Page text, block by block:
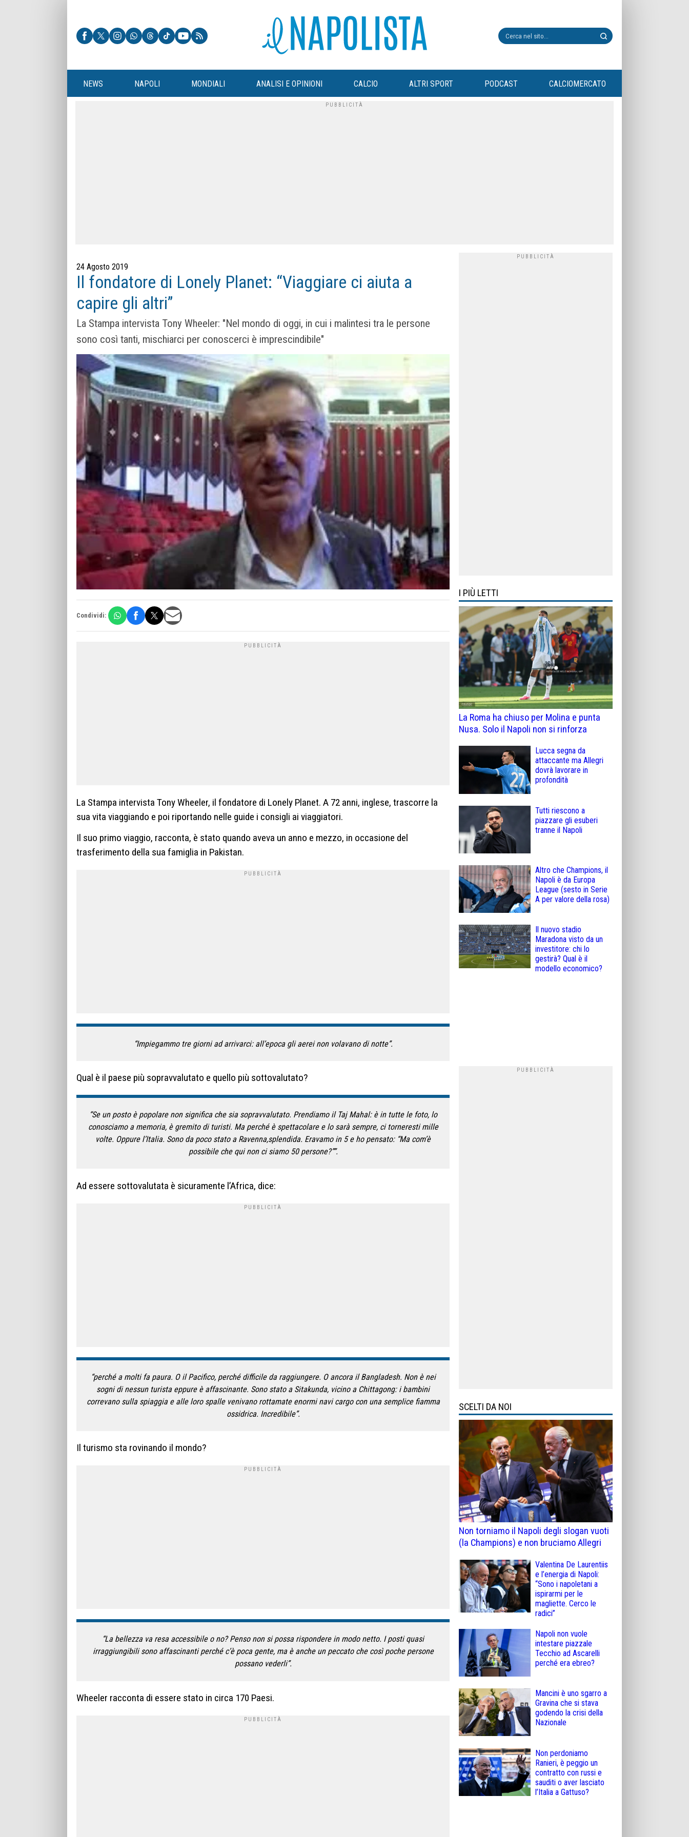
NEWS NAPOLI MONDIALI ANALISI E OPINIONI CALCIO ALTRI SPORT PODCAST CALCIOMERCATO
24 Agosto 2019
Il fondatore di Lonely Planet: “Viaggiare ci aiuta a
capire gli altri”
La Stampa intervista Tony Wheeler: "Nel mondo di oggi, in cui i malintesi tra le persone
sono così tanti, mischiarci per conoscerci è imprescindibile"
Condividi:
La Stampa intervista Tony Wheeler, il fondatore di Lonely Planet. A 72 anni, inglese, trascorre la
sua vita viaggiando e poi riportando nelle guide i consigli ai viaggiatori.
Il suo primo viaggio, racconta, è stato quando aveva un anno e mezzo, in occasione del
trasferimento della sua famiglia in Pakistan.
“Impiegammo tre giorni ad arrivarci: all’epoca gli aerei non volavano di notte”.
Qual è il paese più sopravvalutato e quello più sottovalutato?
“Se un posto è popolare non significa che sia sopravvalutato. Prendiamo il Taj Mahal: è in tutte le foto, lo
conosciamo a memoria, è gremito di turisti. Ma perché è spettacolare e lo sarà sempre, ci torneresti mille
volte. Oppure l’Italia. Sono da poco stato a Ravenna,splendida. Eravamo in 5 e ho pensato: “Ma com’è
possibile che qui non ci siamo 50 persone?””.
Ad essere sottovalutata è sicuramente l’Africa, dice:
“perché a molti fa paura. O il Pacifico, perché difficile da raggiungere. O ancora il Bangladesh. Non è nei
sogni di nessun turista eppure è affascinante. Sono stato a Sitakunda, vicino a Chittagong: i bambini
correvano sulla spiaggia e alle loro spalle venivano rottamate enormi navi cargo con una semplice fiamma
ossidrica. Incredibile”.
Il turismo sta rovinando il mondo?
“La bellezza va resa accessibile o no? Penso non si possa rispondere in modo netto. I posti quasi
irraggiungibili sono affascinanti perché c’è poca gente, ma è anche un peccato che così poche persone
possano vederli”.
Wheeler racconta di essere stato in circa 170 Paesi.
I PIÙ LETTI
La Roma ha chiuso per Molina e punta
Nusa. Solo il Napoli non si rinforza
Lucca segna da
attaccante ma Allegri
dovrà lavorare in
profondità
Tutti riescono a
piazzare gli esuberi
tranne il Napoli
Altro che Champions, il
Napoli è da Europa
League (sesto in Serie
A per valore della rosa)
Il nuovo stadio
Maradona visto da un
investitore: chi lo
gestirà? Qual è il
modello economico?
SCELTI DA NOI
Non torniamo il Napoli degli slogan vuoti
(la Champions) e non bruciamo Allegri
Valentina De Laurentiis
e l’energia di Napoli:
“Sono i napoletani a
ispirarmi per le
magliette. Cerco le
radici”
Napoli non vuole
intestare piazzale
Tecchio ad Ascarelli
perché era ebreo?
Mancini è uno sgarro a
Gravina che si stava
godendo la crisi della
Nazionale
Non perdoniamo
Ranieri, è peggio un
contratto con russi e
sauditi o aver lasciato
l’Italia a Gattuso?